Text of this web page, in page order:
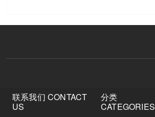
联系我们 CONTACT
US
分类
CATEGORIES